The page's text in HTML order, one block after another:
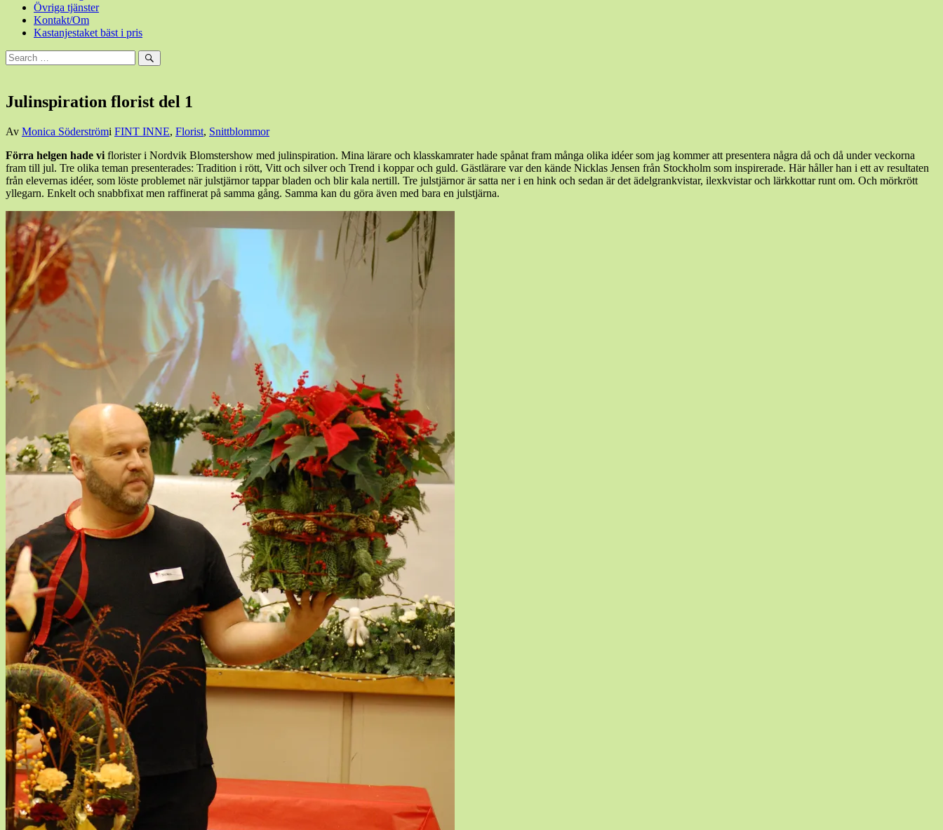
Övriga tjänster
Kontakt/Om
Kastanjestaket bäst i pris
Sök
efter:
Sök
Julinspiration florist del 1
Den
november,
2013 24
november,
2013
Av Monica Söderströmi FINT INNE, Florist, Snittblommor
Förra helgen hade vi florister i Nordvik Blomstershow med julinspiration. Mina lärare och klasskamrater hade spånat fram många olika idéer som jag kommer att presentera några då och då under veckorna
fram till jul. Tre olika teman presenterades: Tradition i rött, Vitt och silver och Trend i koppar och guld. Gästlärare var den kände Nicklas Jensen från Stockholm som inspirerade. Här håller han i ett av resultaten
från elevernas idéer, som löste problemet när julstjärnor tappar bladen och blir kala nertill. Tre julstjärnor är satta ner i en hink och sedan är det ädelgrankvistar, ilexkvistar och lärkkottar runt om. Och mörkrött
yllegarn. Enkelt och snabbfixat men raffinerat på samma gång. Samma kan du göra även med bara en julstjärna.